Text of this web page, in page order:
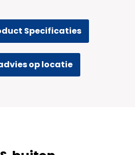
Specificaties
op locatie